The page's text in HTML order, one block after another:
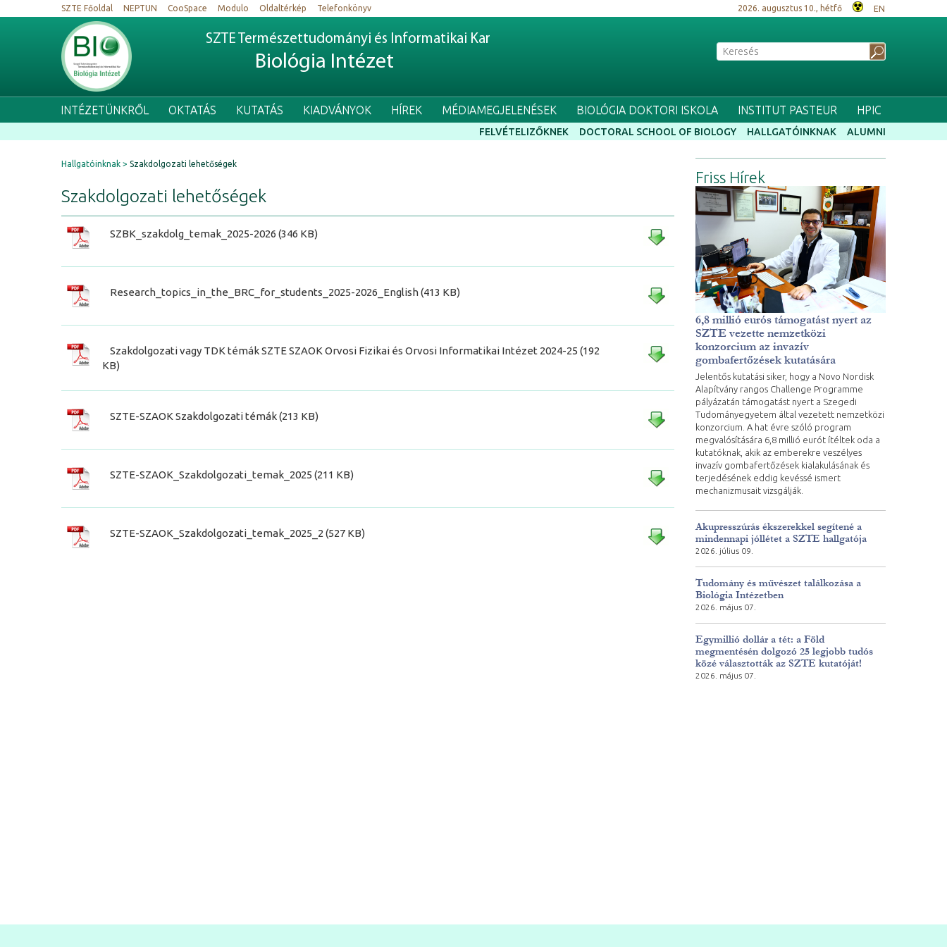
SZTE Főoldal NEPTUN CooSpace Modulo Oldaltérkép Telefonkönyv 2026. augusztus 10., hétfő EN
SZTE Természettudományi és Informatikai Kar
Biológia Intézet
INTÉZETÜNKRŐL OKTATÁS KUTATÁS KIADVÁNYOK HÍREK MÉDIAMEGJELENÉSEK BIOLÓGIA DOKTORI ISKOLA INSTITUT PASTEUR HPIC
FELVÉTELIZŐKNEK DOCTORAL SCHOOL OF BIOLOGY HALLGATÓINKNAK ALUMNI
Hallgatóinknak Szakdolgozati lehetőségek
Szakdolgozati lehetőségek
SZBK_szakdolg_temak_2025-2026 (346 KB)
Research_topics_in_the_BRC_for_students_2025-2026_English (413 KB)
Szakdolgozati vagy TDK témák SZTE SZAOK Orvosi Fizikai és Orvosi Informatikai Intézet 2024-25 (192
KB)
SZTE-SZAOK Szakdolgozati témák (213 KB)
SZTE-SZAOK_Szakdolgozati_temak_2025 (211 KB)
SZTE-SZAOK_Szakdolgozati_temak_2025_2 (527 KB)
Friss Hírek
6,8 millió eurós támogatást nyert az
SZTE vezette nemzetközi
konzorcium az invazív
gombafertőzések kutatására
Jelentős kutatási siker, hogy a Novo Nordisk
Alapítvány rangos Challenge Programme
pályázatán támogatást nyert a Szegedi
Tudományegyetem által vezetett nemzetközi
konzorcium. A hat évre szóló program
megvalósítására 6,8 millió eurót ítéltek oda a
kutatóknak, akik az emberekre veszélyes
invazív gombafertőzések kialakulásának és
terjedésének eddig kevéssé ismert
mechanizmusait vizsgálják.
Akupresszúrás ékszerekkel segítené a
mindennapi jóllétet a SZTE hallgatója
2026. július 09.
Tudomány és művészet találkozása a
Biológia Intézetben
2026. május 07.
Egymillió dollár a tét: a Föld
megmentésén dolgozó 25 legjobb tudós
közé választották az SZTE kutatóját!
2026. május 07.